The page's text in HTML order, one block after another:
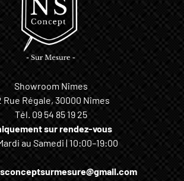
Showroom Nîmes
Rue Régale, 30000 Nîmes
Tél. 09 54 85 19 25
sur rendez-vous
au Samedi | 10:00–19:00